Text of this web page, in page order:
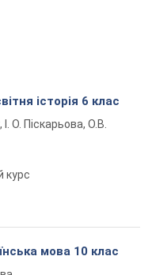
історія 6 клас
І. О. Піскарьова, О.В.
курс
мова 10 клас